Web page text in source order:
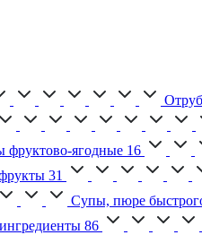
фруктово-ягодные 16
31
Супы, пюре
86